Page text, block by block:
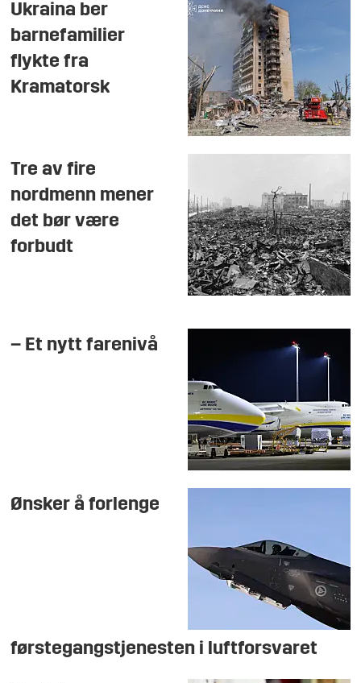
Ukraina ber
barnefamilier
flykte fra
Kramatorsk
Tre av fire
nordmenn mener
det bør være
forbudt
– Et nytt farenivå
Ønsker å forlenge
førstegangstjenesten i luftforsvaret